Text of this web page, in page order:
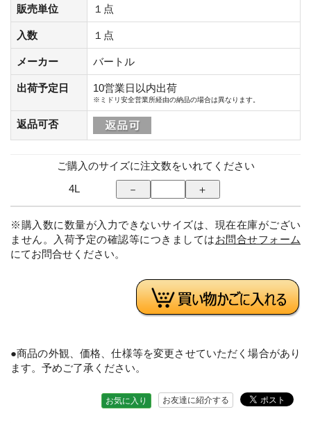
販売単位 １点
入数 １点
メーカー バートル
出荷予定日 10営業日以内出荷
※ミドリ安全営業所経由の納品の場合は異なります。
返品可否
ご購入のサイズに注文数をいれてください
4L
※購入数に数量が入力できないサイズは、現在在庫がござい
ません。入荷予定の確認等につきましてはお問合せフォーム
にてお問合せください。
●商品の外観、価格、仕様等を変更させていただく場合があり
ます。予めご了承ください。
お友達に紹介する
お気に入り